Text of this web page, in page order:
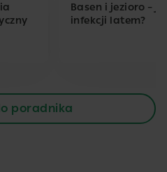
Basen i jezioro –
infekcji latem?
poradnika